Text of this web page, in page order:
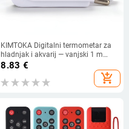
KIMTOKA Digitalni termometar za
hladnjak i akvarij — vanjski 1 m
senzor, raspon -50°C do 70°C,
rezolucija 0.1°C, mjerni kabel 1.5 m
8.83 €
add_shopping_cart